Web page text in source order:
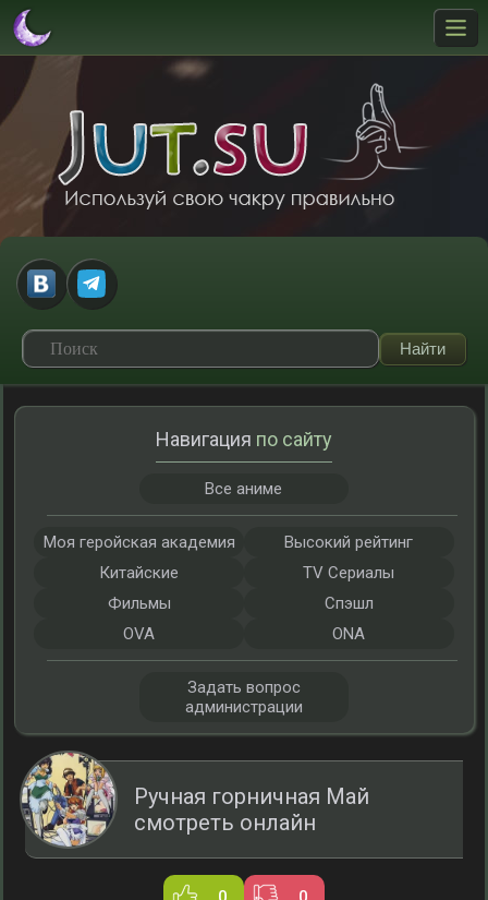
Ручная горничная Май
смотреть онлайн
Навигация по сайту
Все аниме
Моя геройская академия
Высокий рейтинг
Китайские
TV Сериалы
Фильмы
Спэшл
OVA
ONA
Задать вопрос
администрации